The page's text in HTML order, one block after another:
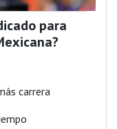
para
carrera